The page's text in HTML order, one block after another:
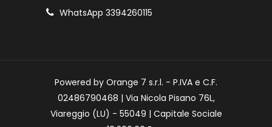
WhatsApp 3394260115
Powered by Orange 7 s.r.l. - P.IVA e C.F.
02486790468 | Via Nicola Pisano 76L,
Viareggio (LU) - 55049 | Capitale Sociale